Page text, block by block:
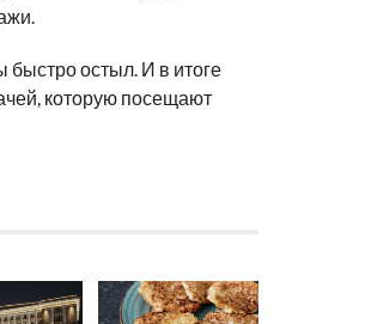
быстро остыл. И в итоге
которую посещают